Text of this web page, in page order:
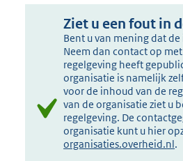
Ziet u een fout in
Bent u van mening dat
Neem dan contact op
regelgeving heeft
organisatie is namelijk
voor de inhoud van de
van de organisatie ziet u
regelgeving. De
organisatie kunt u hier
organisaties.overheid.nl.